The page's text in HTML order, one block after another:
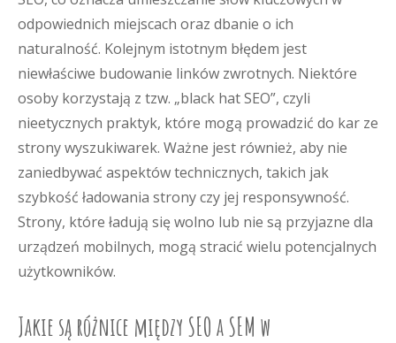
odpowiednich miejscach oraz dbanie o ich
naturalność. Kolejnym istotnym błędem jest
niewłaściwe budowanie linków zwrotnych. Niektóre
osoby korzystają z tzw. „black hat SEO”, czyli
nieetycznych praktyk, które mogą prowadzić do kar ze
strony wyszukiwarek. Ważne jest również, aby nie
zaniedbywać aspektów technicznych, takich jak
szybkość ładowania strony czy jej responsywność.
Strony, które ładują się wolno lub nie są przyjazne dla
urządzeń mobilnych, mogą stracić wielu potencjalnych
użytkowników.
Jakie są różnice między SEO a SEM w